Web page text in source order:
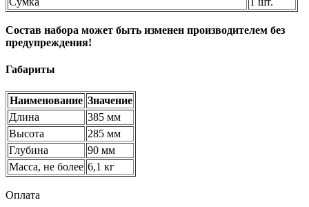
Состав набора может быть изменен производителем без
предупреждения!
Габариты
Наименование Значение
Длина
385 мм
Высота
285 мм
Глубина
90 мм
Масса, не более 6,1 кг
Оплата